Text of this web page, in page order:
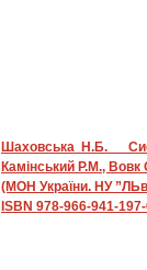
Шаховська Н.Б.
Камінський Р.М., Вовк
(МОН України. НУ
ISBN 978-966-941-